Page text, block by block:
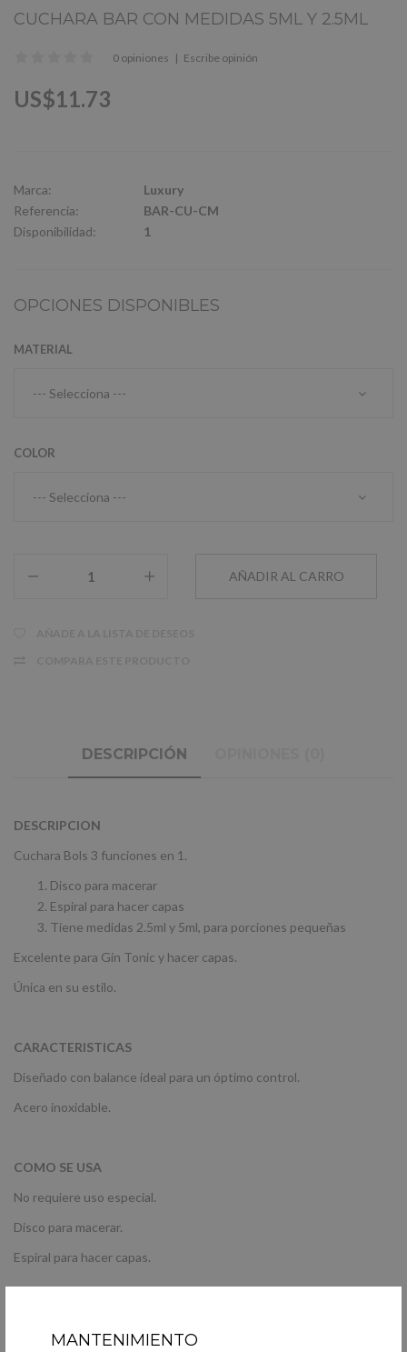
MANTENIMIENTO
CUCHARA BAR CON MEDIDAS 5ML Y 2.5ML
0 opiniones | Escribe opinión
US$11.73
Marca:
Luxury
Referencia:
BAR-CU-CM
Disponibilidad:
1
OPCIONES DISPONIBLES
MATERIAL
COLOR
DESCRIPCIÓN
DESCRIPCION
Cuchara Bols 3 funciones en 1.
Disco para macerar
Espiral para hacer capas
Tiene medidas 2.5ml y 5ml, para porciones pequeñas
Excelente para Gin Tonic y hacer capas.
Única en su estilo.
CARACTERISTICAS
Diseñado con balance ideal para un óptimo control.
Acero inoxidable.
COMO SE USA
No requiere uso especial.
Disco para macerar.
Espiral para hacer capas.
No incluye caja, viene en bolsa plastica.